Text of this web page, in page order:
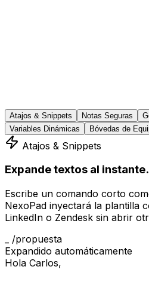
Atajos & Snippets Notas Seguras
Variables Dinámicas
Bóvedas de
Atajos & Snippets
Expande textos al instante.
Escribe un comando corto
NexoPad inyectará la plantilla
LinkedIn o Zendesk sin abrir
/propuesta
Expandido automáticamente
Hola Carlos,